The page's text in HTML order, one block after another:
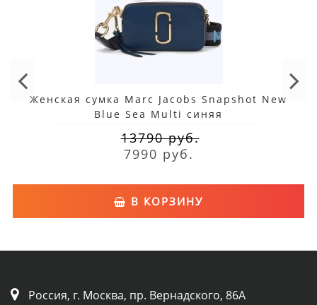
Женская сумка Marc Jacobs Snapshot New
Blue Sea Multi синяя
13790 руб.
7990 руб.
В КОРЗИНУ
Россия, г. Москва, пр. Вернадского, 86А